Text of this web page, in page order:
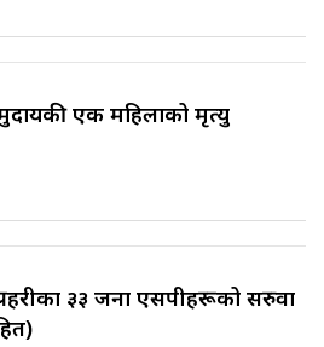
एक महिलाको मृत्यु
३३ जना एसपीहरूको सरुवा